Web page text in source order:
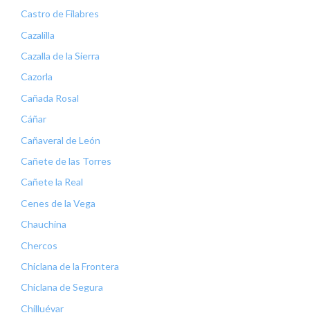
Castro de Filabres
Cazalilla
Cazalla de la Sierra
Cazorla
Cañada Rosal
Cáñar
Cañaveral de León
Cañete de las Torres
Cañete la Real
Cenes de la Vega
Chauchina
Chercos
Chiclana de la Frontera
Chiclana de Segura
Chilluévar